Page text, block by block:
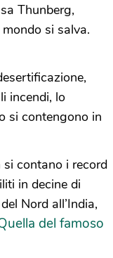
Thunberg,
si salva.
incendi, lo
si contengono in
si contano i record
in decine di
Nord all’India,
del famoso